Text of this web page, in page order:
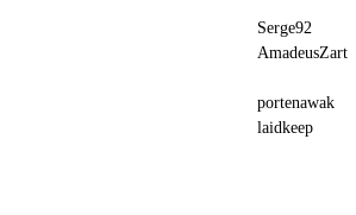
Serge92
AmadeusZart
portenawak
laidkeep